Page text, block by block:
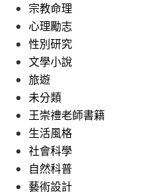
宗教命理
心理勵志
性別研究
文學小說
旅遊
未分類
王崇禮老師書籍
生活風格
社會科學
自然科普
藝術設計